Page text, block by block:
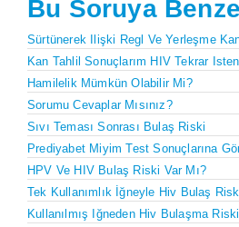
Bu Soruya
Sürtünerek Ilişki Regl Ve Yerleşme
Kan Tahlil Sonuçlarım HIV Tekrar
Hamilelik Mümkün Olabilir Mi?
Sorumu Cevaplar Mısınız?
Sıvı Teması Sonrası Bulaş Riski
Prediyabet Miyim Test Sonuçlarına
HPV Ve HIV Bulaş Riski Var Mı?
Tek Kullanımlık İğneyle Hiv Bulaş
Kullanılmış Iğneden Hiv Bulaşma Riski